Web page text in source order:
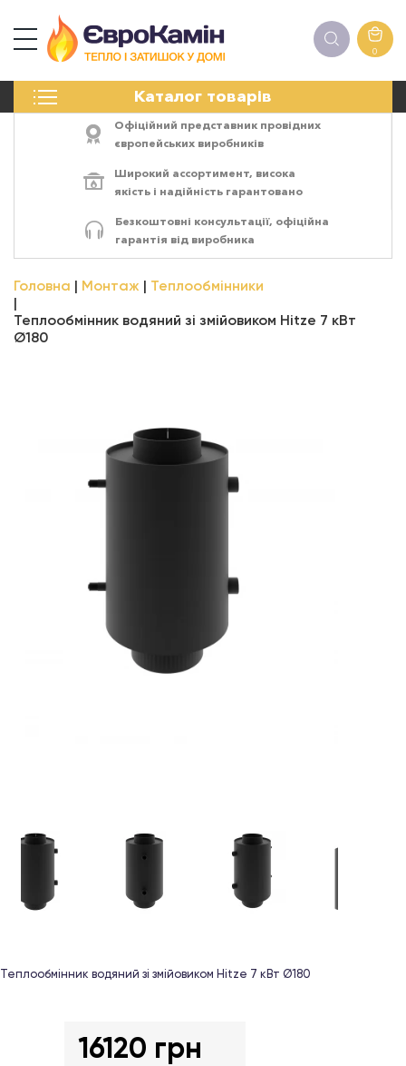
0
Каталог товарів
ПЕЧІ
ЕЛЕКТРОКАМІНИ
АКСЕСУАРИ
Офіційний представник провідних
європейських виробників
Широкий ассортимент, висока
якість і надійність гарантовано
Безкоштовні консультації, офіційна
гарантія від виробника
Головна Монтаж Теплообмінники
Теплообмінник водяний зі змійовиком Hitze 7 кВт
Ø180
Теплообмінник водяний зі змійовиком Hitze 7 кВт Ø180
16120 грн